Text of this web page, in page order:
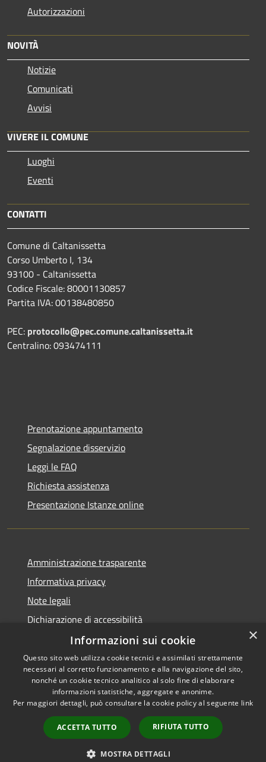
Autorizzazioni
NOVITÀ
Notizie
Comunicati
Avvisi
VIVERE IL COMUNE
Luoghi
Eventi
CONTATTI
Comune di Caltanissetta
Corso Umberto I, 134
93100 - Caltanissetta
Codice Fiscale: 80001130857
Partita IVA: 00138480850
PEC: protocollo@pec.comune.caltanissetta.it
Centralino: 093474111
Prenotazione appuntamento
Segnalazione disservizio
Leggi le FAQ
Richiesta assistenza
Presentazione Istanze online
Amministrazione trasparente
Informativa privacy
Note legali
Dichiarazione di accessibilità
Accessibilità
Privacy
Mappa del sito
Area riservata dipendenti
Copyright © 2026 • Comune di
Caltanissetta • Powered by
Municipium•Accesso
redazione
×
Informazioni sui cookie
Questo sito web utilizza cookie tecnici e assimilati strettamente
necessari al corretto funzionamento e alla navigazione del sito,
nonché un cookie tecnico analitico al solo fine di elaborare
informazioni statistiche, aggregate e anonime.
Per maggiori dettagli, può consultare la cookie policy al seguente link
ACCETTA TUTTO RIFIUTA TUTTO
MOSTRA DETTAGLI